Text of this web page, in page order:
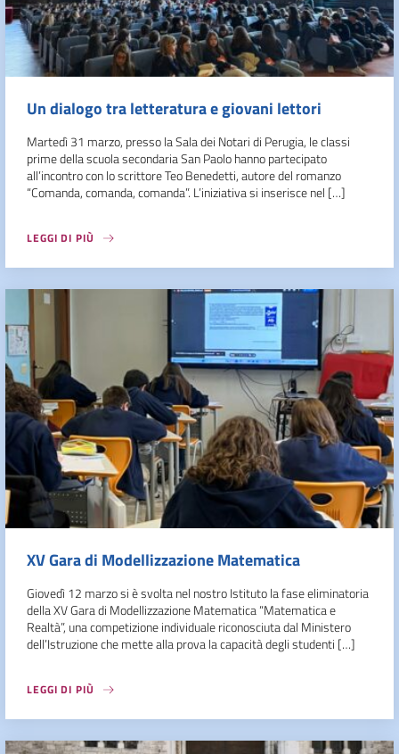
Un dialogo tra letteratura e giovani lettori
Martedì 31 marzo, presso la Sala dei Notari di Perugia, le classi
prime della scuola secondaria San Paolo hanno partecipato
all’incontro con lo scrittore Teo Benedetti, autore del romanzo
“Comanda, comanda, comanda”. L’iniziativa si inserisce nel […]
LEGGI DI PIÙ
XV Gara di Modellizzazione Matematica
Giovedì 12 marzo si è svolta nel nostro Istituto la fase eliminatoria
della XV Gara di Modellizzazione Matematica “Matematica e
Realtà”, una competizione individuale riconosciuta dal Ministero
dell’Istruzione che mette alla prova la capacità degli studenti […]
LEGGI DI PIÙ